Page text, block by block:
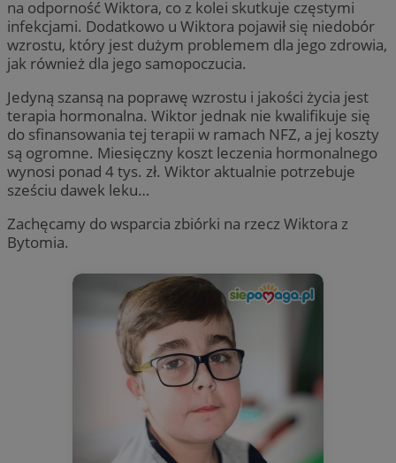
na odporność Wiktora, co z kolei skutkuje częstymi
infekcjami. Dodatkowo u Wiktora pojawił się niedobór
wzrostu, który jest dużym problemem dla jego zdrowia,
jak również dla jego samopoczucia.
Jedyną szansą na poprawę wzrostu i jakości życia jest
terapia hormonalna. Wiktor jednak nie kwalifikuje się
do sfinansowania tej terapii w ramach NFZ, a jej koszty
są ogromne. Miesięczny koszt leczenia hormonalnego
wynosi ponad 4 tys. zł. Wiktor aktualnie potrzebuje
sześciu dawek leku…
Zachęcamy do wsparcia zbiórki na rzecz Wiktora z
Bytomia.